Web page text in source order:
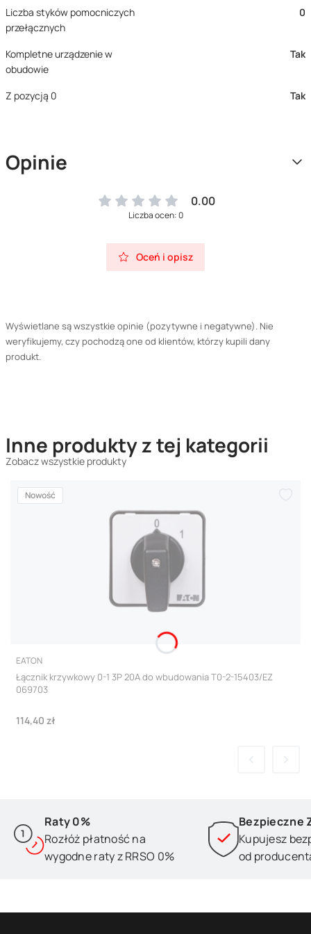
Liczba styków pomocniczych
przełącznych
0
Kompletne urządzenie w
obudowie
Tak
Z pozycją 0 Tak
Opinie
0.00
Liczba ocen: 0
Oceń i opisz
Wyświetlane są wszystkie opinie (pozytywne i negatywne). Nie
weryfikujemy, czy pochodzą one od klientów, którzy kupili dany
produkt.
Inne produkty z tej kategorii
Zobacz wszystkie produkty
Nowość
PRODUCENT
EATON
Łącznik krzywkowy 0-1 3P 20A do wbudowania T0-2-15403/EZ
069703
Cena
114,40 zł
Raty 0%
Rozłóż płatność na
wygodne raty z RRSO 0%
Bezpieczne
Kupujesz
od